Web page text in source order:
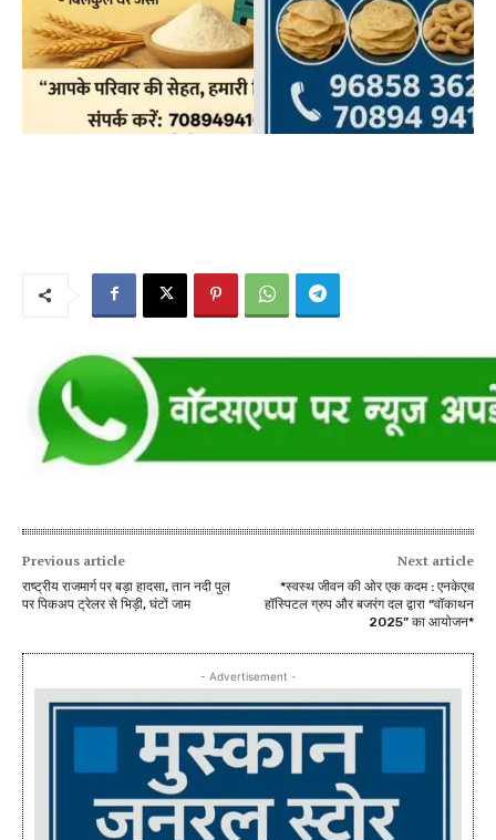
Previous article
राष्ट्रीय राजमार्ग पर बड़ा हादसा, तान नदी पुल
पर पिकअप ट्रेलर से भिड़ी, घंटों जाम
Next article
*स्वस्थ जीवन की ओर एक कदम : एनकेएच
हॉस्पिटल ग्रुप और बजरंग दल द्वारा “वॉकाथन
2025” का आयोजन*
- Advertisement -